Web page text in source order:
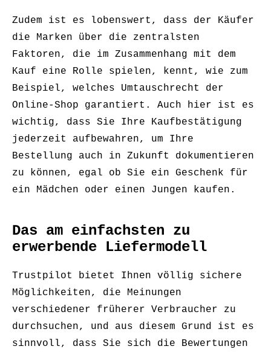
Zudem ist es lobenswert, dass der Käufer
die Marken über die zentralsten
Faktoren, die im Zusammenhang mit dem
Kauf eine Rolle spielen, kennt, wie zum
Beispiel, welches Umtauschrecht der
Online-Shop garantiert. Auch hier ist es
wichtig, dass Sie Ihre Kaufbestätigung
jederzeit aufbewahren, um Ihre
Bestellung auch in Zukunft dokumentieren
zu können, egal ob Sie ein Geschenk für
ein Mädchen oder einen Jungen kaufen.
Das am einfachsten zu
erwerbende Liefermodell
Trustpilot bietet Ihnen völlig sichere
Möglichkeiten, die Meinungen
verschiedener früherer Verbraucher zu
durchsuchen, und aus diesem Grund ist es
sinnvoll, dass Sie sich die Bewertungen